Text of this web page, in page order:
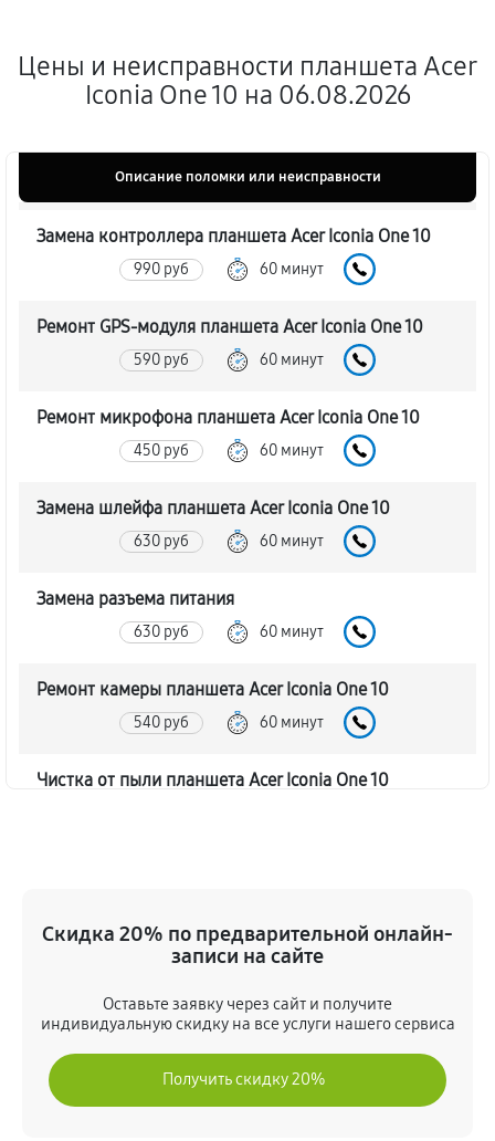
Цены и неисправности планшета Acer
Iconia One 10 на 06.08.2026
Описание поломки или неисправности
Замена контроллера планшета Acer Iconia One 10
990 руб 60 минут
Ремонт GPS-модуля планшета Acer Iconia One 10
590 руб 60 минут
Ремонт микрофона планшета Acer Iconia One 10
450 руб 60 минут
Замена шлейфа планшета Acer Iconia One 10
630 руб 60 минут
Замена разъема питания
630 руб 60 минут
Ремонт камеры планшета Acer Iconia One 10
540 руб 60 минут
Чистка от пыли планшета Acer Iconia One 10
Замена динамика планшета Acer Iconia One 10
60 минут
Замена задней крышки
720 руб 60 минут
Скидка 20% по предварительной онлайн-
записи на сайте
Оставьте заявку через сайт и получите
индивидуальную скидку на все услуги нашего сервиса
Получить скидку 20%